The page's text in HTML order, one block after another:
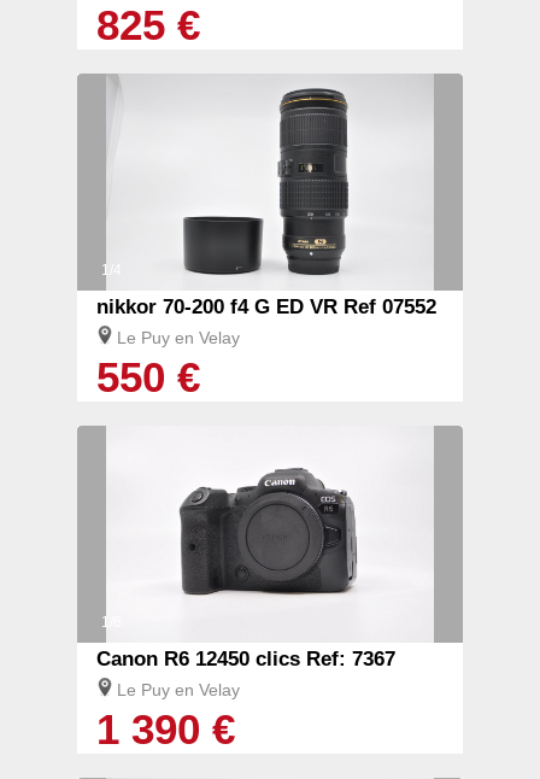
825 €
1/4
nikkor 70-200 f4 G ED VR Ref 07552
Le Puy en Velay
550 €
1/6
Canon R6 12450 clics Ref: 7367
Le Puy en Velay
1 390 €